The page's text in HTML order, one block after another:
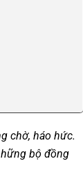
chờ, háo hức.
bộ đồng